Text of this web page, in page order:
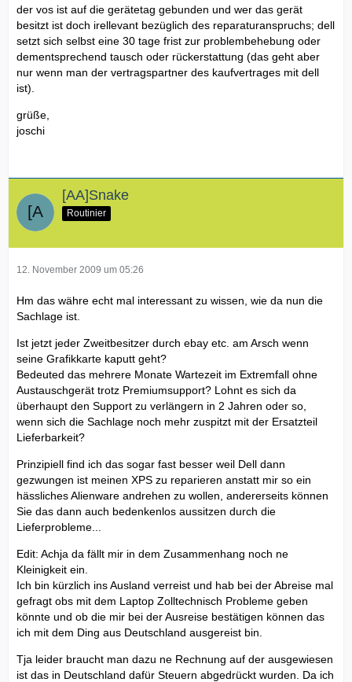
der vos ist auf die gerätetag gebunden und wer das gerät
besitzt ist doch irellevant bezüglich des reparaturanspruchs; dell
setzt sich selbst eine 30 tage frist zur problembehebung oder
dementsprechend tausch oder rückerstattung (das geht aber
nur wenn man der vertragspartner des kaufvertrages mit dell
ist).
grüße,
joschi
[AA]Snake
Routinier
12. November 2009 um 05:26
Hm das währe echt mal interessant zu wissen, wie da nun die
Sachlage ist.
Ist jetzt jeder Zweitbesitzer durch ebay etc. am Arsch wenn
seine Grafikkarte kaputt geht?
Bedeuted das mehrere Monate Wartezeit im Extremfall ohne
Austauschgerät trotz Premiumsupport? Lohnt es sich da
überhaupt den Support zu verlängern in 2 Jahren oder so,
wenn sich die Sachlage noch mehr zuspitzt mit der Ersatzteil
Lieferbarkeit?
Prinzipiell find ich das sogar fast besser weil Dell dann
gezwungen ist meinen XPS zu reparieren anstatt mir so ein
hässliches Alienware andrehen zu wollen, andererseits können
Sie das dann auch bedenkenlos aussitzen durch die
Lieferprobleme...
Edit: Achja da fällt mir in dem Zusammenhang noch ne
Kleinigkeit ein.
Ich bin kürzlich ins Ausland verreist und hab bei der Abreise mal
gefragt obs mit dem Laptop Zolltechnisch Probleme geben
könnte und ob die mir bei der Ausreise bestätigen können das
ich mit dem Ding aus Deutschland ausgereist bin.
Tja leider braucht man dazu ne Rechnung auf der ausgewiesen
ist das in Deutschland dafür Steuern abgedrückt wurden. Da ich